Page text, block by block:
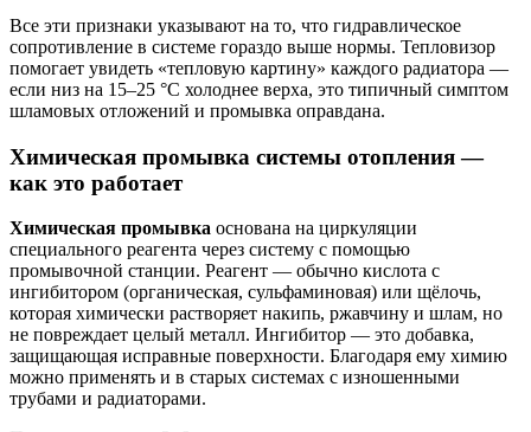
Все эти признаки указывают на то, что гидравлическое
сопротивление в системе гораздо выше нормы. Тепловизор
помогает увидеть «тепловую картину» каждого радиатора —
если низ на 15–25 °C холоднее верха, это типичный симптом
шламовых отложений и промывка оправдана.
Химическая промывка системы отопления —
как это работает
Химическая промывка основана на циркуляции
специального реагента через систему с помощью
промывочной станции. Реагент — обычно кислота с
ингибитором (органическая, сульфаминовая) или щёлочь,
которая химически растворяет накипь, ржавчину и шлам, но
не повреждает целый металл. Ингибитор — это добавка,
защищающая исправные поверхности. Благодаря ему химию
можно применять и в старых системах с изношенными
трубами и радиаторами.